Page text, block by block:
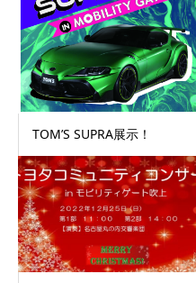
TOM’S SUPRA展示！